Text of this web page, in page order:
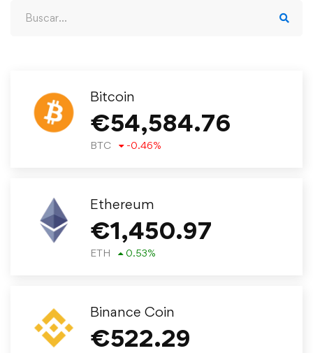
Bitcoin
€54,584.76
BTC -0.46%
Ethereum
€1,450.97
ETH 0.53%
Binance Coin
€522.29